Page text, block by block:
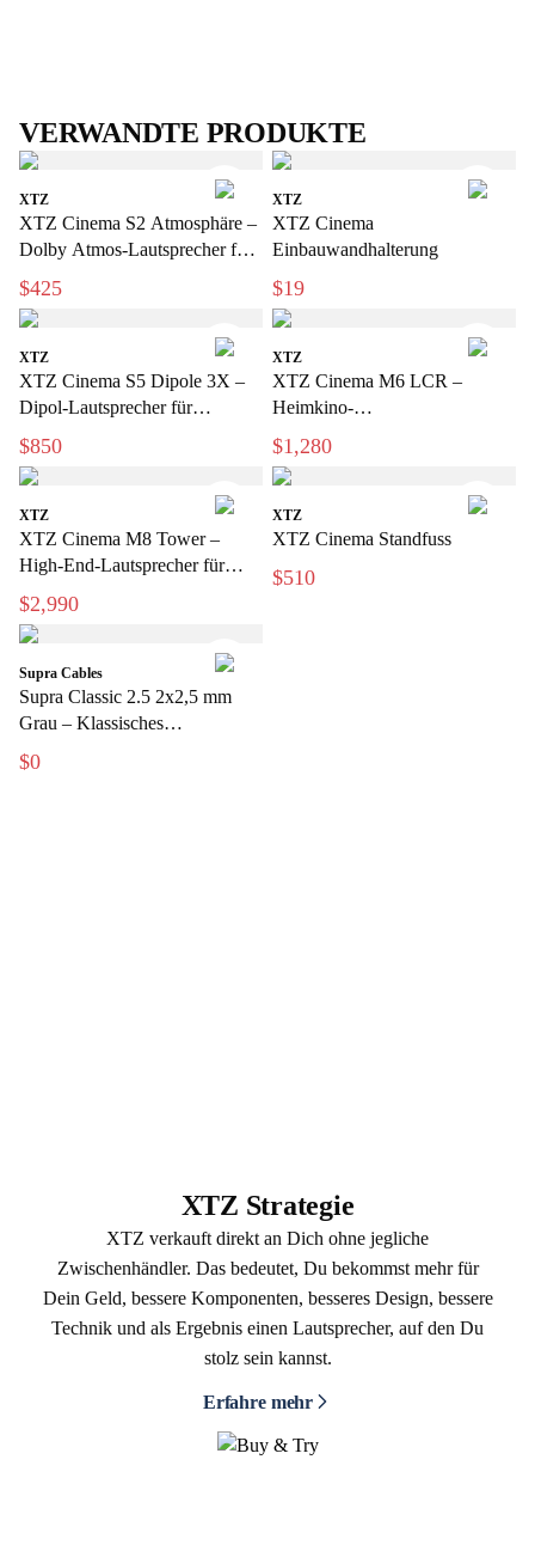
VERWANDTE PRODUKTE
XTZ
XTZ Cinema S2 Atmosphäre –
Dolby Atmos-Lautsprecher für
3D-Ton
$425
XTZ
XTZ Cinema
Einbauwandhalterung
$19
XTZ
XTZ Cinema S5 Dipole 3X –
Dipol-Lautsprecher für
exklusive Heimkinos
$850
XTZ
XTZ Cinema M6 LCR –
Heimkino-
Hochleistungslautsprecher für
Film und Musik
$1,280
XTZ
XTZ Cinema M8 Tower –
High-End-Lautsprecher für
Heimkino mit hoher Standhöhe
$2,990
XTZ
XTZ Cinema Standfuss
$510
Supra Cables
Supra Classic 2.5 2x2,5 mm
Grau – Klassisches
Lautsprecherkabel für Hi-Fi und
Heimkino
$0
XTZ Strategie
XTZ verkauft direkt an Dich ohne jegliche
Zwischenhändler. Das bedeutet, Du bekommst mehr für
Dein Geld, bessere Komponenten, besseres Design, bessere
Technik und als Ergebnis einen Lautsprecher, auf den Du
stolz sein kannst.
Erfahre mehr